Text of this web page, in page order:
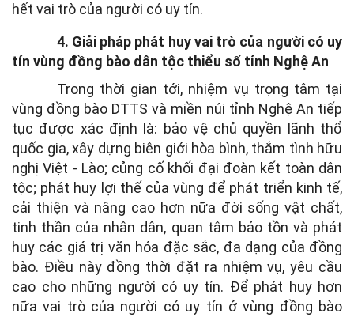
hết vai trò của người có uy tín.
4. Giải pháp phát huy vai trò của người có uy
tín vùng đồng bào dân tộc thiểu số tỉnh Nghệ An
Trong thời gian tới, nhiệm vụ trọng tâm tại
vùng đồng bào DTTS và miền núi tỉnh Nghệ An tiếp
tục được xác định là: bảo vệ chủ quyền lãnh thổ
quốc gia, xây dựng biên giới hòa bình, thắm tình hữu
nghị Việt - Lào; củng cố khối đại đoàn kết toàn dân
tộc; phát huy lợi thế của vùng để phát triển kinh tế,
cải thiện và nâng cao hơn nữa đời sống vật chất,
tinh thần của nhân dân, quan tâm bảo tồn và phát
huy các giá trị văn hóa đặc sắc, đa dạng của đồng
bào. Điều này đồng thời đặt ra nhiệm vụ, yêu cầu
cao cho những người có uy tín. Để phát huy hơn
nữa vai trò của người có uy tín ở vùng đồng bào